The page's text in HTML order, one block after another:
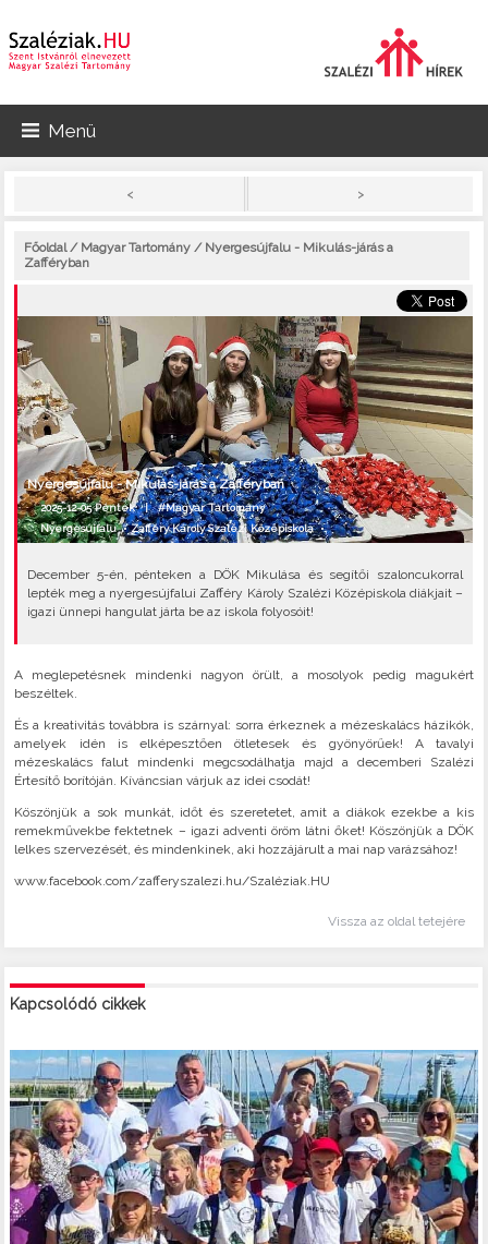
Menü
< >
Főoldal/ Magyar Tartomány / Nyergesújfalu - Mikulás-járás a
Zafféryban
Nyergesújfalu - Mikulás-járás a Zafféryban
2025-12-05 Péntek |#Magyar Tartomány
Nyergesújfalu•Zafféry Károly Szalézi Középiskola•
December 5-én, pénteken a DÖK Mikulása és segítői szaloncukorral
lepték meg a nyergesújfalui Zafféry Károly Szalézi Középiskola diákjait –
igazi ünnepi hangulat járta be az iskola folyosóit!
A meglepetésnek mindenki nagyon örült, a mosolyok pedig magukért
beszéltek.
És a kreativitás továbbra is szárnyal: sorra érkeznek a mézeskalács házikók,
amelyek idén is elképesztően ötletesek és gyönyörűek! A tavalyi
mézeskalács falut mindenki megcsodálhatja majd a decemberi Szalézi
Értesítő borítóján. Kíváncsian várjuk az idei csodát!
Köszönjük a sok munkát, időt és szeretetet, amit a diákok ezekbe a kis
remekművekbe fektetnek – igazi adventi öröm látni őket! Köszönjük a DÖK
lelkes szervezését, és mindenkinek, aki hozzájárult a mai nap varázsához!
www.facebook.com/zafferyszalezi.hu/Szaléziak.HU
Vissza az oldal tetejére
Kapcsolódó cikkek